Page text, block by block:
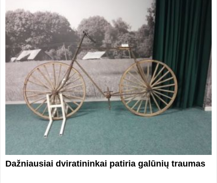
Dažniausiai dviratininkai patiria galūnių traumas